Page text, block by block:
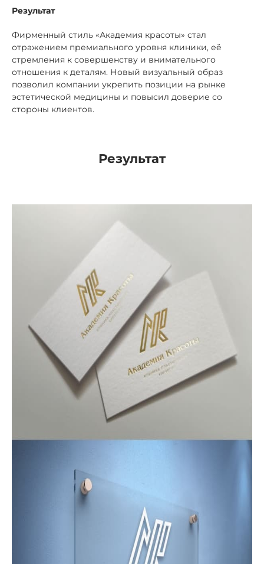
Результат
Фирменный стиль «Академия красоты» стал
отражением премиального уровня клиники, её
стремления к совершенству и внимательного
отношения к деталям. Новый визуальный образ
позволил компании укрепить позиции на рынке
эстетической медицины и повысил доверие со
стороны клиентов.
Результат